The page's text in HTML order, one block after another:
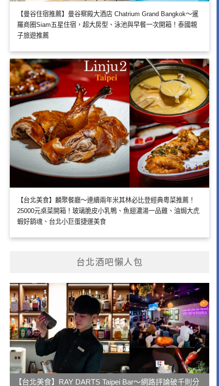
【曼谷住宿推薦】曼谷察殿大酒店 Chatrium Grand Bangkok～暹
羅商圈Siam五星住宿，超大房型、泳池與早餐一次開箱！泰國親
子旅遊推薦
【台北美食】麟聚餐廳～連續兩年米其林必比登經典粵菜推薦！
25000元桌菜開箱！玻璃脆皮小乳鴨、魚翅濃湯一品雞、油焗大虎
蝦好銷魂、台北小巨蛋捷運美食
台北酒吧懶人包
【台北美食】RAY DARTS Taipei Bar～網路評論破千則分